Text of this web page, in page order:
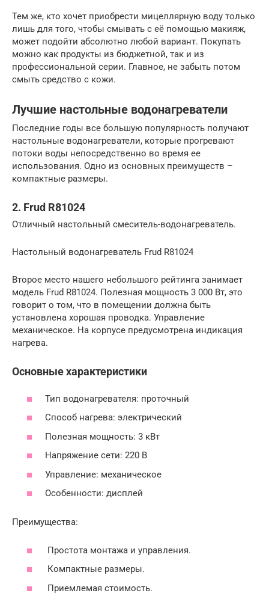
Тем же, кто хочет приобрести мицеллярную воду только
лишь для того, чтобы смывать с её помощью макияж,
может подойти абсолютно любой вариант. Покупать
можно как продукты из бюджетной, так и из
профессиональной серии. Главное, не забыть потом
смыть средство с кожи.
Лучшие настольные водонагреватели
Последние годы все большую популярность получают
настольные водонагреватели, которые прогревают
потоки воды непосредственно во время ее
использования. Одно из основных преимуществ –
компактные размеры.
2. Frud R81024
Отличный настольный смеситель-водонагреватель.
Настольный водонагреватель Frud R81024
Второе место нашего небольшого рейтинга занимает
модель Frud R81024. Полезная мощность 3 000 Вт, это
говорит о том, что в помещении должна быть
установлена хорошая проводка. Управление
механическое. На корпусе предусмотрена индикация
нагрева.
Основные характеристики
Тип водонагревателя: проточный
Способ нагрева: электрический
Полезная мощность: 3 кВт
Напряжение сети: 220 В
Управление: механическое
Особенности: дисплей
Преимущества:
Простота монтажа и управления.
Компактные размеры.
Приемлемая стоимость.